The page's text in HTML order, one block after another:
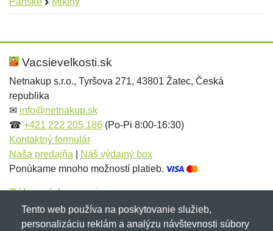
Hodnotenie:
Meno:*
E-mail:
Správa*
Meno:
E-mail:*
Správa*
Vacsievelkosti.sk
Netnakup s.r.o., Tyršova 271, 43801 Žatec, Česká
republika
✉ info@netnakup.sk
☎ +421 222 205 186 (Po-Pi 8:00-16:30)
Kontaktný formulár
Naša predajňa
Náš výdajný box
Ponúkame mnoho možností platieb.
Zákaznícky servis
Novinky emailom
Tento web používa na poskytovanie služieb,
personalizáciu reklám a analýzu návštevnosti súbory